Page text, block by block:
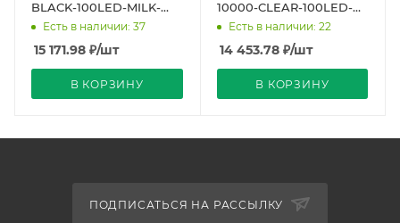
BLACK-100LED-MILK-
LIVE RGB-DMX (24V,
10W) (Ardecoled, IP6
Есть в наличии: 37
15 171.98 ₽/шт
В КОРЗИНУ
10000-CLEAR-100LED-
LIVE RGB-DMX (24V,
10W) (Ardecoled, IP65
Есть в наличии: 22
14 453.78₽/шт
В КОРЗИНУ
ПОДПИСАТЬСЯ НА РАССЫЛКУ